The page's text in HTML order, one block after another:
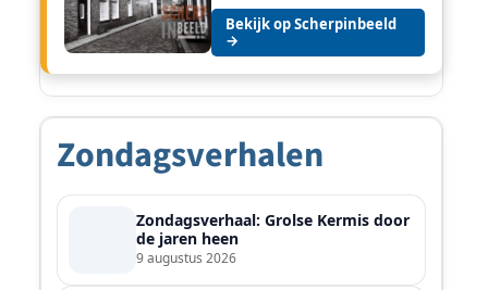
Bekijk op Scherpinbeeld
→
Zondagsverhalen
Zondagsverhaal: Grolse Kermis door
de jaren heen
9 augustus 2026